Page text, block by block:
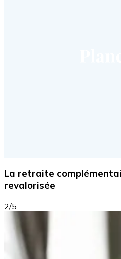
La retraite
revalorisée
2/5